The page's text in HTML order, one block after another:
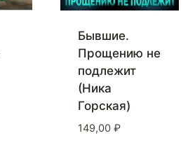
Бывшие.
Прощению не
подлежит
(Ника
Горская)
149,00 ₽